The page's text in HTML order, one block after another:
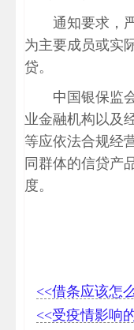
通知要求，
为主要成员或实
贷。
中国银保监
业金融机构以及
等应依法合规经
同群体的信贷产
度。
<<借条应该怎
<<受疫情影响